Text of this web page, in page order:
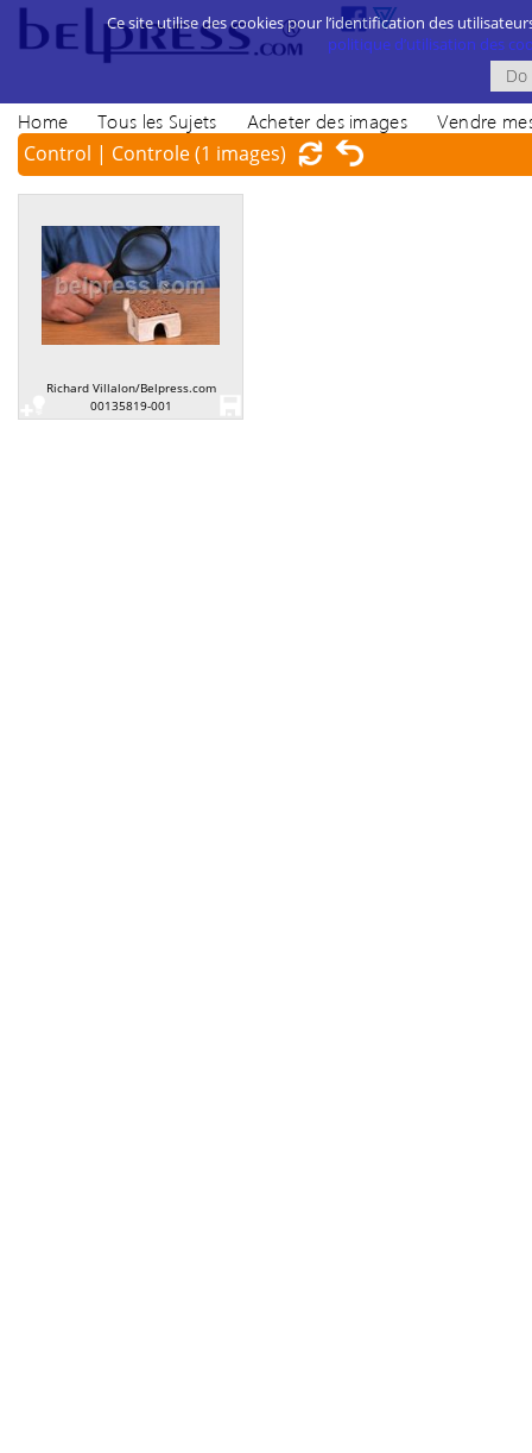
Home Tous les Sujets Acheter des images Vendre
Control | Controle(1 images)
Richard Villalon/Belpress.com
00135819-001
Ce site utilise des cookies pour l’identification des
politique d’utilisation des